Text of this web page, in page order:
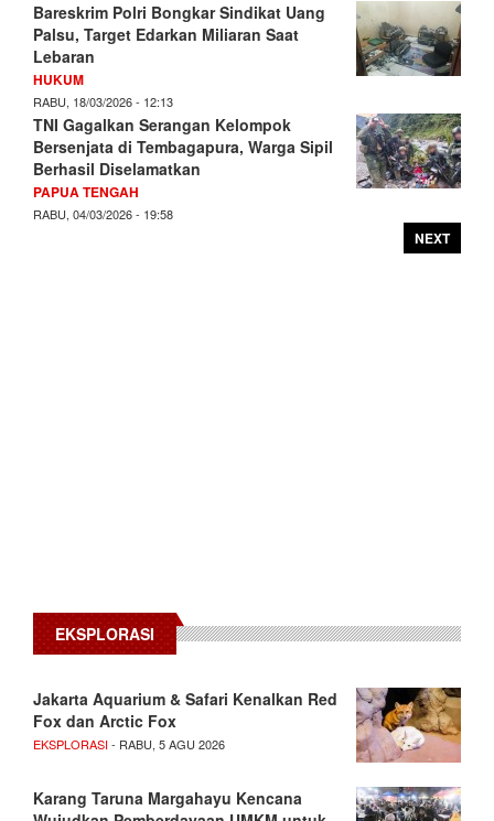
Bareskrim Polri Bongkar Sindikat Uang
Palsu, Target Edarkan Miliaran Saat
Lebaran
HUKUM
RABU, 18/03/2026 - 12:13
TNI Gagalkan Serangan Kelompok
Bersenjata di Tembagapura, Warga Sipil
Berhasil Diselamatkan
PAPUA TENGAH
RABU, 04/03/2026 - 19:58
NEXT
EKSPLORASI
Jakarta Aquarium & Safari Kenalkan Red
Fox dan Arctic Fox
EKSPLORASI- RABU, 5 AGU 2026
Karang Taruna Margahayu Kencana